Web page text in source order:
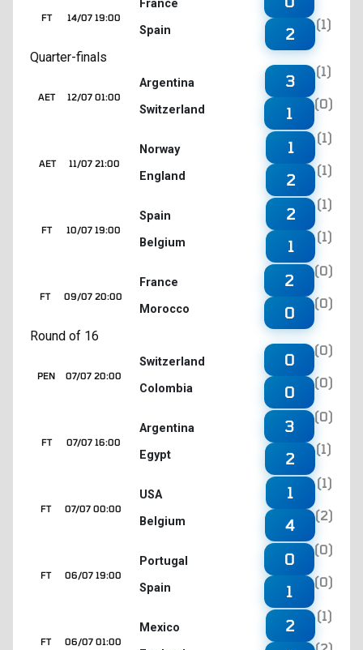
14/07 19:00
FT
France
Spain
2
(1)
Quarter-finals
12/07 01:00
AET
Argentina
Switzerland
3
(1)
1
(0)
11/07 21:00
AET
Norway
England
1
(1)
2
(1)
10/07 19:00
FT
Spain
Belgium
2
(1)
1
(1)
09/07 20:00
FT
France
Morocco
2
(0)
0
(0)
Round of 16
07/07 20:00
PEN
Switzerland
Colombia
0
(0)
0
(0)
07/07 16:00
FT
Argentina
Egypt
3
(0)
2
(1)
07/07 00:00
FT
USA
Belgium
1
(1)
4
(2)
06/07 19:00
FT
Portugal
Spain
0
(0)
1
(0)
06/07 01:00
FT
Mexico
2
(1)